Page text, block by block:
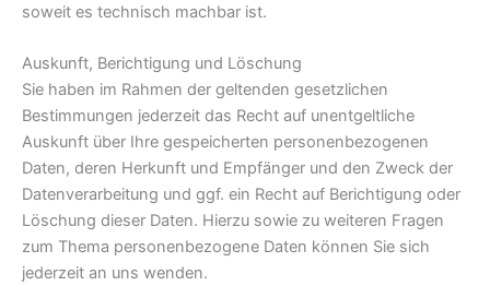
soweit es technisch machbar ist.
Auskunft, Berichtigung und Löschung
Sie haben im Rahmen der geltenden gesetzlichen
Bestimmungen jederzeit das Recht auf unentgeltliche
Auskunft über Ihre gespeicherten personenbezogenen
Daten, deren Herkunft und Empfänger und den Zweck der
Datenverarbeitung und ggf. ein Recht auf Berichtigung oder
Löschung dieser Daten. Hierzu sowie zu weiteren Fragen
zum Thema personenbezogene Daten können Sie sich
jederzeit an uns wenden.